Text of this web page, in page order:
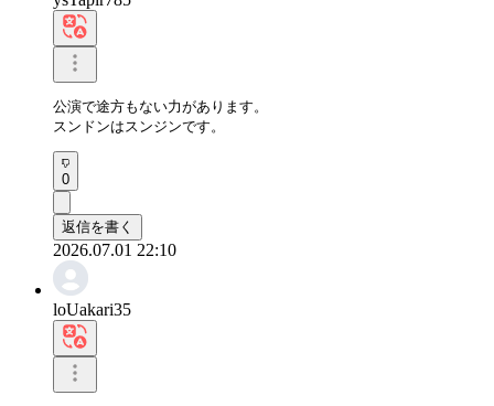
公演で途方もない力があります。
スンドンはスンジンです。
0
返信を書く
2026.07.01 22:10
loUakari35